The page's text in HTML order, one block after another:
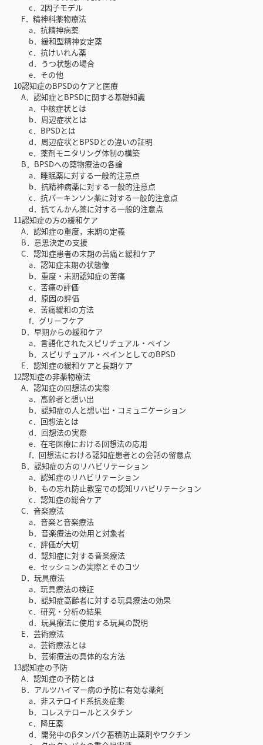
c．2因子モデル
F．精神科薬物療法
a．抗精神病薬
b．緩和型精神安定薬
c．抗けいれん薬
d．うつ状態の場合
e．その他
10認知症のBPSDのケアと医療
A．認知症とBPSDに関する基礎知識
a．中核症状とは
b．周辺症状とは
c．BPSDとは
d．周辺症状とBPSDとの違いの証明
e．薬剤モニタリング体制の構築
B．BPSDへの薬物療法の各論
a．睡眠薬に対する一般的注意点
b．抗精神病薬に対する一般的注意点
c．抗パーキンソン薬に対する一般的注意点
d．抗てんかん薬に対する一般的注意点
11認知症の方の緩和ケア
A．認知症の重度，末期の定義
B．意思決定の支援
C．認知症患者の末期の苦痛と緩和ケア
a．認知症末期の状態像
b．重度・末期認知症の苦痛
c．苦痛の評価
d．原因の評価
e．苦痛緩和の方法
f．グリーフケア
D．早期からの緩和ケア
a．言語化されたスピリチュアル・ペイン
b．スピリチュアル・ペインとしてのBPSD
E．認知症の緩和ケアと長期ケア
12認知症の非薬物療法
A．認知症の回想法の実際
a．高齢者と想い出
b．認知症の人と想い出・コミュニケーション
c．回想法とは
d．回想法の実際
e．在宅医療における回想法の応用
f．回想法における認知症患者との会話の留意点
B．認知症の方のリハビリテーション
a．認知症のリハビリテーション
b．もの忘れ防止教室での認知リハビリテーション
c．認知症の総合ケア
C．音楽療法
a．音楽と音楽療法
b．音楽療法の効用と対象者
c．評価が大切
d．認知症に対する音楽療法
e．セッションの実際とそのコツ
D．玩具療法
a．玩具療法の検証
b．認知症高齢者に対する玩具療法の効果
c．研究・分析の結果
d．玩具療法に使用する玩具の説明
E．芸術療法
a．芸術療法とは
b．芸術療法の具体的な方法
13認知症の予防
A．認知症の予防とは
B．アルツハイマー病の予防に有効な薬剤
a．非ステロイド系抗炎症薬
b．コレステロールとスタチン
c．降圧薬
d．開発中のβタンパク蓄積防止薬剤やワクチン